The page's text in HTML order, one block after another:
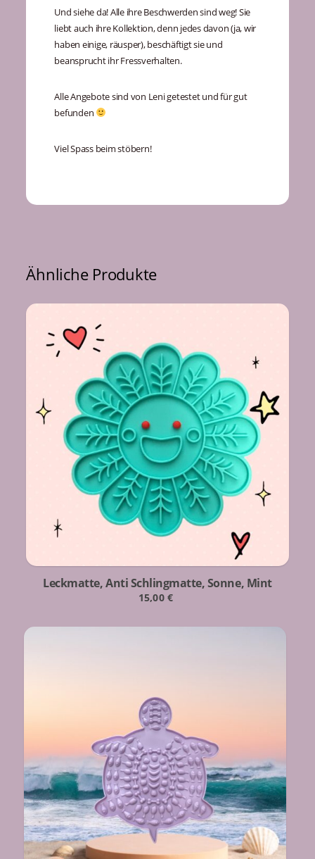
Und siehe da! Alle ihre Beschwerden sind weg! Sie
liebt auch ihre Kollektion, denn jedes davon (ja, wir
haben einige, räusper), beschäftigt sie und
beansprucht ihr Fressverhalten.
Alle Angebote sind von Leni getestet und für gut
befunden
Viel Spass beim stöbern!
Ähnliche Produkte
Leckmatte, Anti Schlingmatte, Sonne, Mint
15,00€